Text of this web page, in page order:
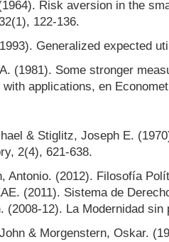
Risk aversion in the
122-136.
Generalized expected
(1981). Some stronger
with applications, en
& Stiglitz, Joseph E.
2(4), 621-638.
Antonio. (2012). Filosofía
(2011). Sistema de
(2008-12). La Modernidad
& Morgenstern, Oskar.